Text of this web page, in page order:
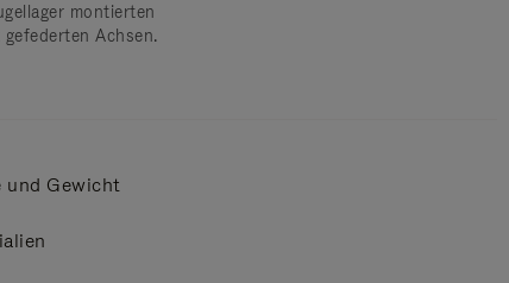
montierten
gefederten Achsen.
und Gewicht